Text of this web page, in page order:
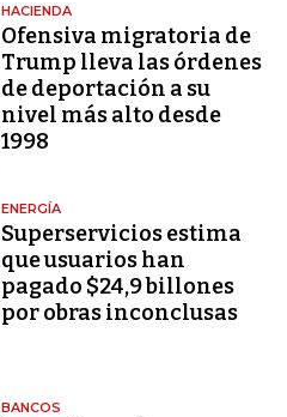
HACIENDA
Ofensiva migratoria de
Trump lleva las órdenes
de deportación a su
nivel más alto desde
1998
ENERGÍA
Superservicios estima
que usuarios han
pagado $24,9 billones
por obras inconclusas
BANCOS